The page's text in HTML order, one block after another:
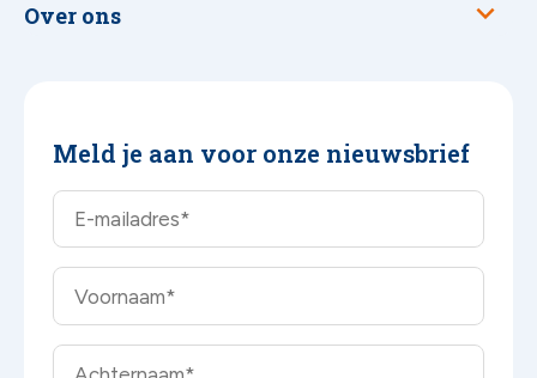
Over ons
Meld je aan voor onze nieuwsbrief